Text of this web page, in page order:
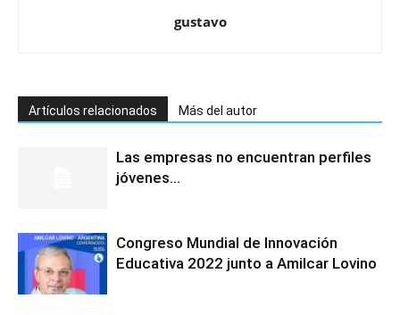
gustavo
Artículos relacionados Más del autor
Las empresas no encuentran perfiles
jóvenes…
Congreso Mundial de Innovación
Educativa 2022 junto a Amilcar Lovino